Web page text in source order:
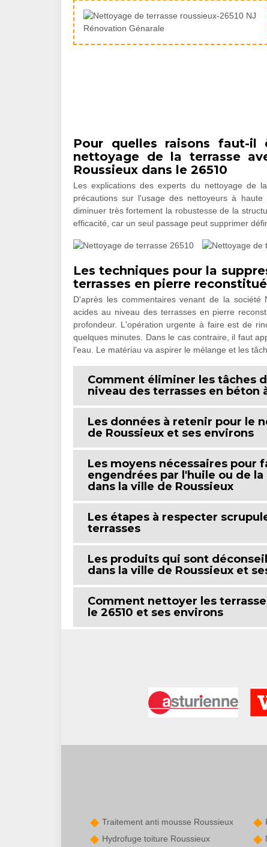
Pour quelles raisons faut-
nettoyage de la terrasse
Roussieux dans le 26510
Les explications des experts du nettoyage de
précautions sur l'usage des nettoyeurs à
diminuer très fortement la robustesse de la
efficacité, car un seul passage peut supprimer
Les techniques pour la
terrasses en pierre
D'après les commentaires venant de la
acides au niveau des terrasses en pierre
profondeur. L'opération urgente à faire est de
quelques minutes. Dans le cas contraire, il faut
l'eau. Le matériau va aspirer le mélange et les
Comment éliminer les tâches
niveau des terrasses en béton
Les données à retenir pour le
de Roussieux et ses environs
Les moyens nécessaires pour
engendrées par l'huile ou de
dans la ville de Roussieux
Les étapes à respecter
terrasses
Les produits qui sont
dans la ville de Roussieux et
Comment nettoyer les
le 26510 et ses environs
Traitement anti mousse Roussieux
Hydrofuge toiture Roussieux